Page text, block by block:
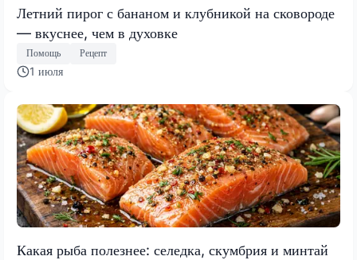
Летний пирог с бананом и клубникой на сковороде
— вкуснее, чем в духовке
Помощь Рецепт
1 июля
Какая рыба полезнее: селедка, скумбрия и минтай